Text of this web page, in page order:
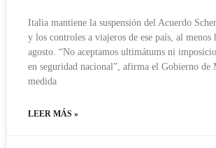
Italia mantiene la suspensión del Acuerdo
y los controles a viajeros de ese país, al menos
agosto. “No aceptamos ultimátums ni
en seguridad nacional”, afirma el Gobierno de
medida
LEER MÁS »